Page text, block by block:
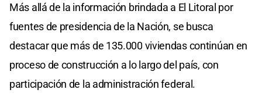
Más allá de la información brindada a El Litoral por
fuentes de presidencia de la Nación, se busca
destacar que más de 135.000 viviendas continúan en
proceso de construcción a lo largo del país, con
participación de la administración federal.